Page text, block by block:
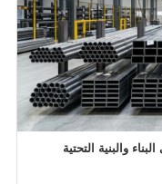
والبنية التحتية